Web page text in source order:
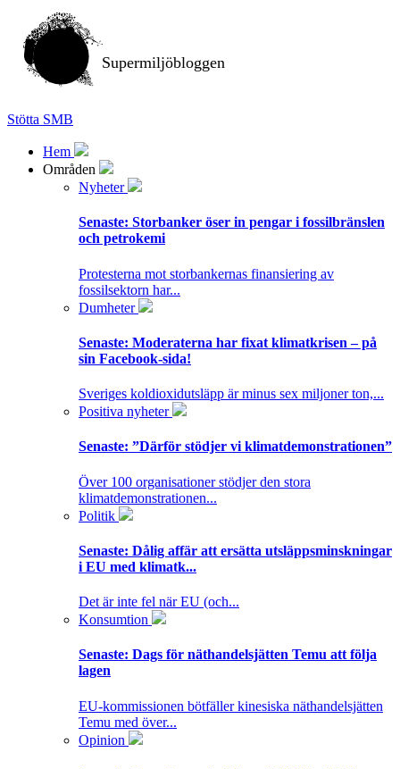
Supermiljöbloggen
Stötta SMB
Hem
Områden
Nyheter
Senaste: Storbanker öser in pengar i fossilbränslen
och petrokemi
Protesterna mot storbankernas finansiering av
fossilsektorn har...
Dumheter
Senaste: Moderaterna har fixat klimatkrisen – på
sin Facebook-sida!
Sveriges koldioxidutsläpp är minus sex miljoner ton,...
Positiva nyheter
Senaste: ”Därför stödjer vi klimatdemonstrationen”
Över 100 organisationer stödjer den stora
klimatdemonstrationen...
Politik
Senaste: Dålig affär att ersätta utsläppsminskningar
i EU med klimatk...
Det är inte fel när EU (och...
Konsumtion
Senaste: Dags för näthandelsjätten Temu att följa
lagen
EU-kommissionen bötfäller kinesiska näthandelsjätten
Temu med över...
Opinion